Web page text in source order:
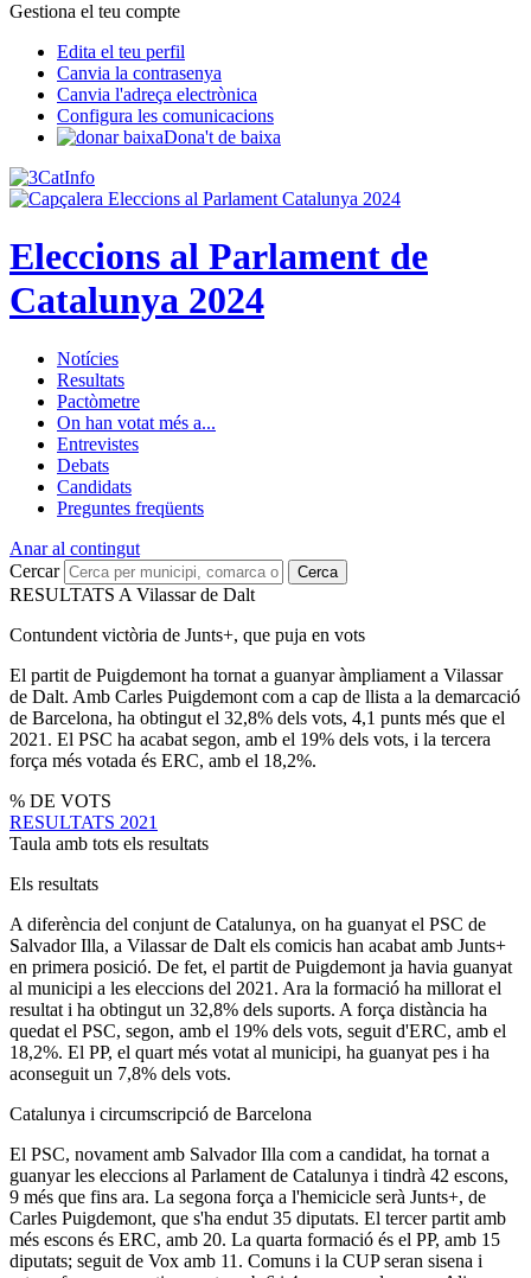
Gestiona el teu compte
Edita el teu perfil
Canvia la contrasenya
Canvia l'adreça electrònica
Configura les comunicacions
Dona't de baixa
Eleccions al Parlament de
Catalunya 2024
Notícies
Resultats
Pactòmetre
On han votat més a...
Entrevistes
Debats
Candidats
Preguntes freqüents
Anar al contingut
Cercar
Cerca
RESULTATS A Vilassar de Dalt
Contundent victòria de Junts+, que puja en vots
El partit de Puigdemont ha tornat a guanyar àmpliament a Vilassar
de Dalt. Amb Carles Puigdemont com a cap de llista a la demarcació
de Barcelona, ha obtingut el 32,8% dels vots, 4,1 punts més que el
2021. El PSC ha acabat segon, amb el 19% dels vots, i la tercera
força més votada és ERC, amb el 18,2%.
% DE VOTS
RESULTATS 2021
Taula amb tots els resultats
Els resultats
A diferència del conjunt de Catalunya, on ha guanyat el PSC de
Salvador Illa, a Vilassar de Dalt els comicis han acabat amb Junts+
en primera posició. De fet, el partit de Puigdemont ja havia guanyat
al municipi a les eleccions del 2021. Ara la formació ha millorat el
resultat i ha obtingut un 32,8% dels suports. A força distància ha
quedat el PSC, segon, amb el 19% dels vots, seguit d'ERC, amb el
18,2%. El PP, el quart més votat al municipi, ha guanyat pes i ha
aconseguit un 7,8% dels vots.
Catalunya i circumscripció de Barcelona
El PSC, novament amb Salvador Illa com a candidat, ha tornat a
guanyar les eleccions al Parlament de Catalunya i tindrà 42 escons,
9 més que fins ara. La segona força a l'hemicicle serà Junts+, de
Carles Puigdemont, que s'ha endut 35 diputats. El tercer partit amb
més escons és ERC, amb 20. La quarta formació és el PP, amb 15
diputats; seguit de Vox amb 11. Comuns i la CUP seran sisena i